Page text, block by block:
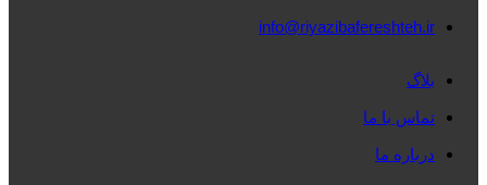
info@riyazibafereshteh.ir
بلاگ
تماس با ما
درباره ما